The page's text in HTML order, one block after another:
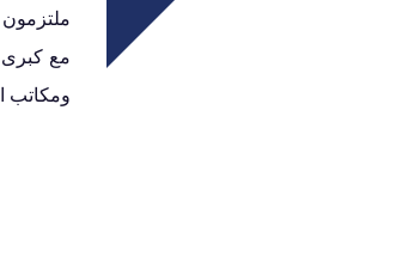
ملتزمون
مع كبرى
ومكاتب